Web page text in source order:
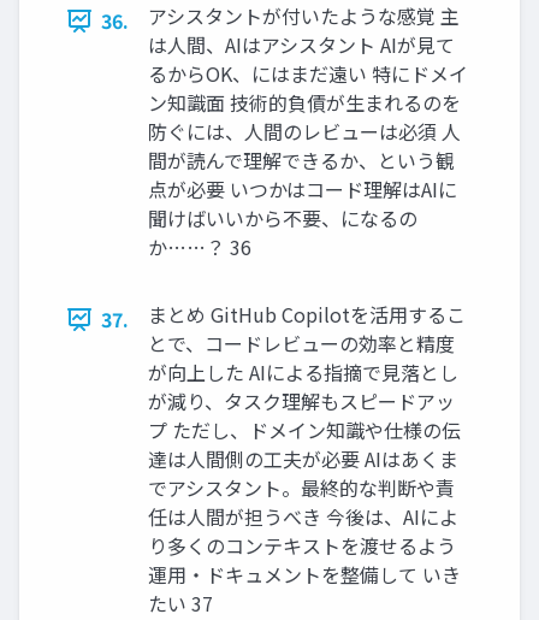
36.
アシスタントが付いたような感覚 主
は人間、AIはアシスタント AIが見て
るからOK、にはまだ遠い 特にドメイ
ン知識面 技術的負債が生まれるのを
防ぐには、人間のレビューは必須 人
間が読んで理解できるか、という観
点が必要 いつかはコード理解はAIに
聞けばいいから不要、になるの
か……？ 36
37.
まとめ GitHub Copilotを活用するこ
とで、コードレビューの効率と精度
が向上した AIによる指摘で見落とし
が減り、タスク理解もスピードアッ
プ ただし、ドメイン知識や仕様の伝
達は人間側の工夫が必要 AIはあくま
でアシスタント。最終的な判断や責
任は人間が担うべき 今後は、AIによ
り多くのコンテキストを渡せるよう
運用・ドキュメントを整備して いき
たい 37